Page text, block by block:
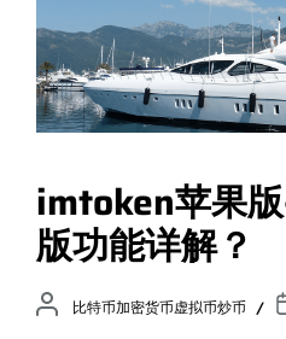
imtoken苹果
版功能详解？
比特币加密货币虚拟币炒币